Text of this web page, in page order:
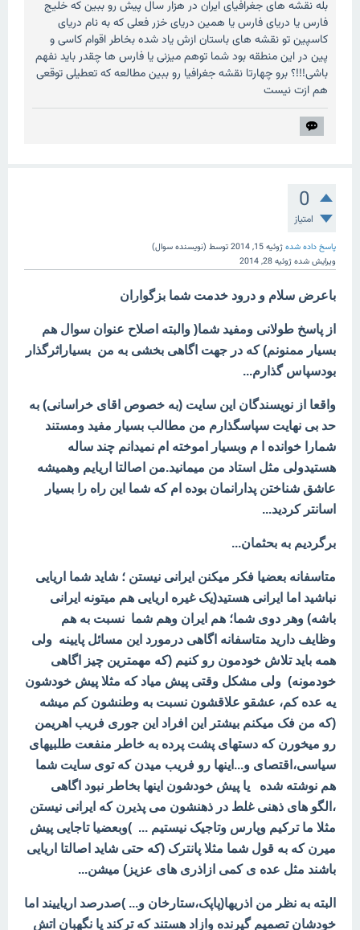
بله نقشه های جغرافیای ایران در هزار سال پیش رو ببین که خلیج
فارس یا دریای فارس یا همین دریای خزر فعلی که به نام دریای
کاسپین تو نقشه های باستان ازش یاد شده بخاطر اقوام کاسی و
پین در این منطقه بود شما توهم میزنی یا فارس ها چقدر باید نفهم
باشی!!!؟ برو چهارتا نقشه جغرافیا رو ببین مطالعه که تعطیلی توقعی
هم ازت نیست
0
امتیاز
پاسخ داده شدهژوئیه 15, 2014 توسط (نویسنده سوال)
ویرایش شدهژوئیه 28, 2014
باعرض سلام و درود خدمت شما بزگواران
از پاسخ طولانی ومفید شما( والبته اصلاح عنوان سوال هم
بسیار ممنونم) که در جهت اگاهی بخشی به من بسیاراثرگذار
بودسپاس گذارم...
واقعا از نویسندگان این سایت (به خصوص اقای خراسانی) به
حد بی نهایت سپاسگذارم من مطالب بسیار مفید ومستند
شمارا خوانده ا م وبسیار اموخته ام نمیدانم چند ساله
هستیدولی مثل استاد من میمانید.من اصالتا اریایم وهمیشه
عاشق شناختن پدارانمان بوده ام که شما این راه را بسیار
اسانتر کردید...
برگردیم به بحثمان...
متاسفانه بعضیا فکر میکنن ایرانی نیستن ؛ شاید شما اریایی
نباشید اما ایرانی هستید(یک غیره اریایی هم میتونه ایرانی
باشه) وهر دوی شما؛ هم ایران وهم شما نسبت به هم
وظایف دارید متاسفانه اگاهی درمورد این مسائل پایینه ولی
همه باید تلاش خودمون رو کنیم (که مهمترین چیز اگاهی
خودمونه) ولی مشکل وقتی پیش میاد که مثلا پیش خودشون
یه عده کم، عشقو علاقشون نسبت به وطنشون کم میشه
(که من فک میکنم بیشتر این افراد این جوری فریب اهریمن
رو میخورن که دستهای پشت پرده به خاطر منفعت طلبیهای
سیاسی،اقتصای و...اینها رو فریب میدن که توی سایت شما
هم نوشته شده یا پیش خودشون اینها بخاطر نبود اگاهی
،الگو های ذهنی غلط در ذهنشون می پذیرن که ایرانی نیستن
مثلا ما ترکیم وپارس وتاجیک نیستیم ... )وبعضیا تاجایی پیش
میرن که به قول شما مثلا پانترک (که حتی شاید اصالتا اریایی
باشند مثل عده ی کمی ازاذری های عزیز) میشن...
البته به نظر من اذریها(پاپک،ستارخان و... )صدرصد اریاییند اما
خودشان تصمیم گیرنده وازاد هستند که ترکند یا نگهبان اتش